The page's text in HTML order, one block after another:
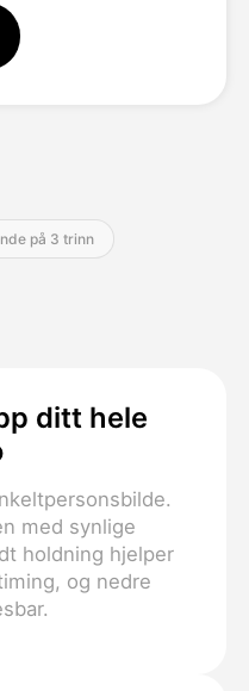
på 3 trinn
ditt hele
med synlige
holdning hjelper
og nedre